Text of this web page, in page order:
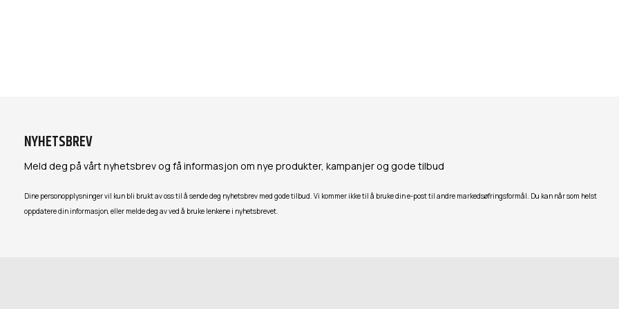
NYHETSBREV
Meld deg på vårt nyhetsbrev og få informasjon om nye produkter, kampanjer og gode tilbud
Dine personopplysninger vil kun bli brukt av oss til å sende deg nyhetsbrev med gode tilbud. Vi kommer ikke til å bruke din e-post til andre markedsøfringsformål. Du kan når som helst
oppdatere din informasjon, eller melde deg av ved å bruke lenkene i nyhetsbrevet.